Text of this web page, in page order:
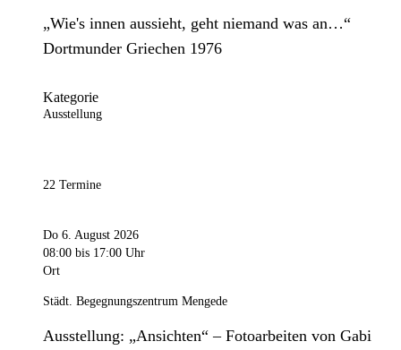
„Wie's innen aussieht, geht niemand was an…“
Dortmunder Griechen 1976
Kategorie
Ausstellung
22 Termine
Do 6. August 2026
08:00 bis 17:00 Uhr
Ort
Städt. Begegnungszentrum Mengede
Ausstellung: „Ansichten“ – Fotoarbeiten von Gabi